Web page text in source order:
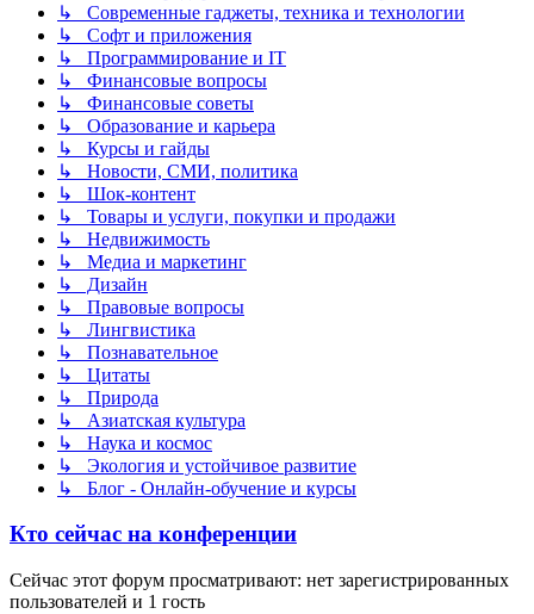
↳ Современные гаджеты, техника и технологии
↳ Софт и приложения
↳ Программирование и IT
↳ Финансовые вопросы
↳ Финансовые советы
↳ Образование и карьера
↳ Курсы и гайды
↳ Новости, СМИ, политика
↳ Шок-контент
↳ Товары и услуги, покупки и продажи
↳ Недвижимость
↳ Медиа и маркетинг
↳ Дизайн
↳ Правовые вопросы
↳ Лингвистика
↳ Познавательное
↳ Цитаты
↳ Природа
↳ Азиатская культура
↳ Наука и космос
↳ Экология и устойчивое развитие
↳ Блог - Онлайн-обучение и курсы
Кто сейчас на конференции
Сейчас этот форум просматривают: нет зарегистрированных
пользователей и 1 гость